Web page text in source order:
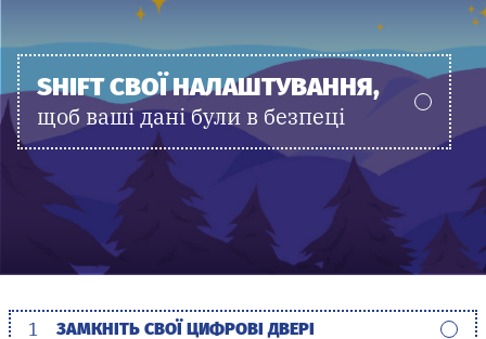
SHIFT СВОЇ НАЛАШТУВАННЯ,
щоб ваші дані були в безпеці
1 ЗАМКНІТЬ СВОЇ ЦИФРОВІ ДВЕРІ